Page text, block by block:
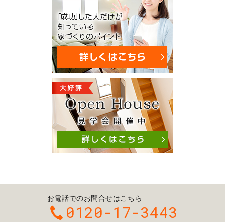
お電話でのお問合せはこちら
0120-17-3443